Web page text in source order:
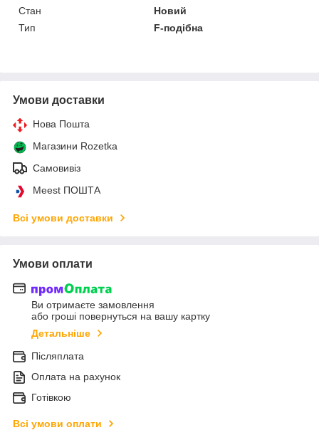
Стан
Новий
Тип
F-подібна
Умови доставки
Нова Пошта
Магазини Rozetka
Самовивіз
Meest ПОШТА
Всі умови доставки
Умови оплати
Ви отримаєте замовлення
або гроші повернуться на вашу картку
Детальніше
Післяплата
Оплата на рахунок
Готівкою
Всі умови оплати